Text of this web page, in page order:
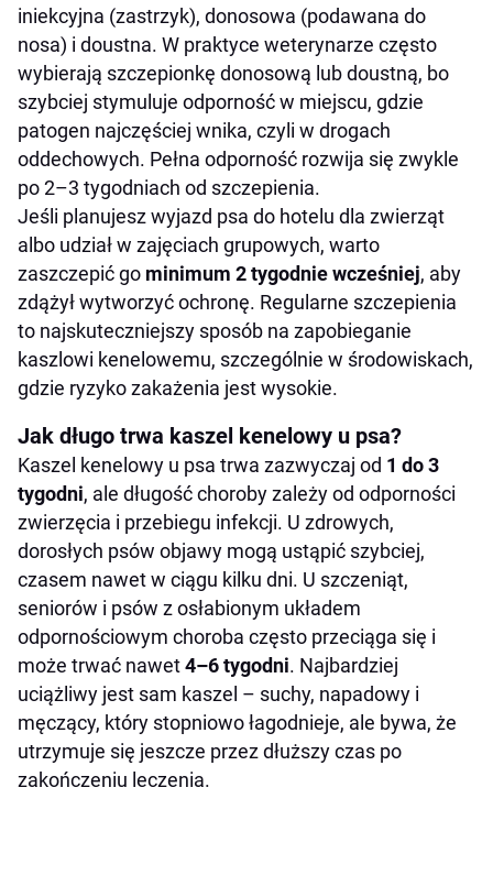
iniekcyjna (zastrzyk), donosowa (podawana do
nosa) i doustna. W praktyce weterynarze często
wybierają szczepionkę donosową lub doustną, bo
szybciej stymuluje odporność w miejscu, gdzie
patogen najczęściej wnika, czyli w drogach
oddechowych. Pełna odporność rozwija się zwykle
po 2–3 tygodniach od szczepienia.
Jeśli planujesz wyjazd psa do hotelu dla zwierząt
albo udział w zajęciach grupowych, warto
zaszczepić go minimum 2 tygodnie wcześniej, aby
zdążył wytworzyć ochronę. Regularne szczepienia
to najskuteczniejszy sposób na zapobieganie
kaszlowi kenelowemu, szczególnie w środowiskach,
gdzie ryzyko zakażenia jest wysokie.
Jak długo trwa kaszel kenelowy u psa?
Kaszel kenelowy u psa trwa zazwyczaj od 1 do 3
tygodni, ale długość choroby zależy od odporności
zwierzęcia i przebiegu infekcji. U zdrowych,
dorosłych psów objawy mogą ustąpić szybciej,
czasem nawet w ciągu kilku dni. U szczeniąt,
seniorów i psów z osłabionym układem
odpornościowym choroba często przeciąga się i
może trwać nawet4–6 tygodni. Najbardziej
uciążliwy jest sam kaszel – suchy, napadowy i
męczący, który stopniowo łagodnieje, ale bywa, że
utrzymuje się jeszcze przez dłuższy czas po
zakończeniu leczenia.